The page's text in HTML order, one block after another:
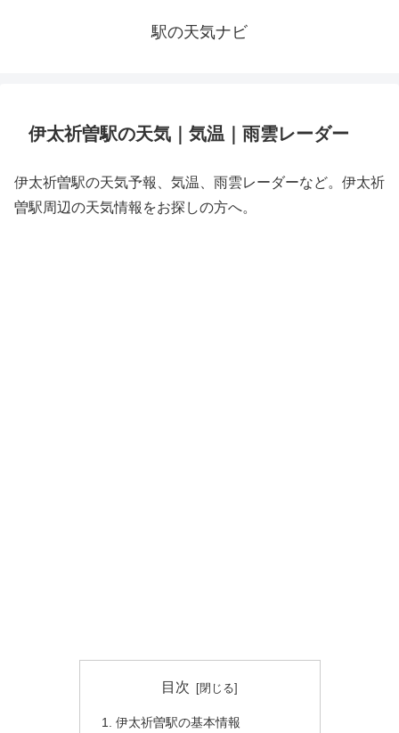
駅の天気ナビ
伊太祈曽駅の天気｜気温｜雨雲レーダー
伊太祈曽駅の天気予報、気温、雨雲レーダーなど。伊太祈
曽駅周辺の天気情報をお探しの方へ。
目次
伊太祈曽駅の基本情報